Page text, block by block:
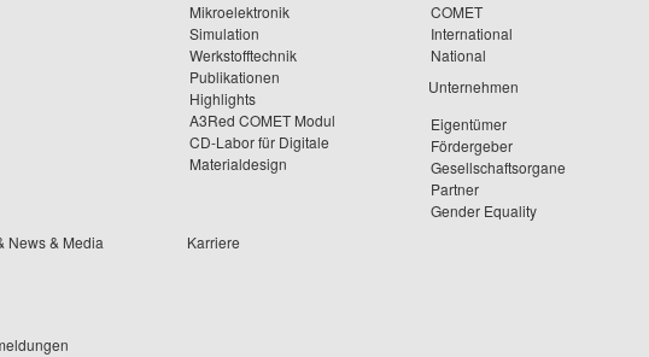
Mikroelektronik
Simulation
Werkstofftechnik
Publikationen
Highlights
A3Red COMET Modul
CD-Labor für Digitale
Materialdesign
COMET
International
National
Unternehmen
Eigentümer
Fördergeber
Gesellschaftsorgane
Partner
Gender Equality
News & Media
Karriere